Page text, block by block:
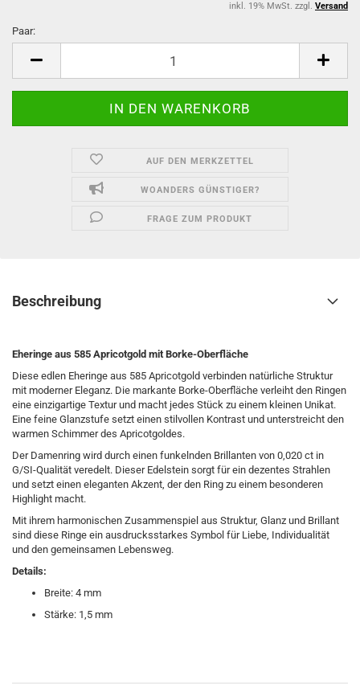
inkl. 19% MwSt. zzgl. Versand
Paar:
AUF DEN MERKZETTEL
WOANDERS GÜNSTIGER?
FRAGE ZUM PRODUKT
Beschreibung
Eheringe aus 585 Apricotgold mit Borke-Oberfläche
Diese edlen Eheringe aus 585 Apricotgold verbinden natürliche Struktur
mit moderner Eleganz. Die markante Borke-Oberfläche verleiht den Ringen
eine einzigartige Textur und macht jedes Stück zu einem kleinen Unikat.
Eine feine Glanzstufe setzt einen stilvollen Kontrast und unterstreicht den
warmen Schimmer des Apricotgoldes.
Der Damenring wird durch einen funkelnden Brillanten von 0,020 ct in
G/SI-Qualität veredelt. Dieser Edelstein sorgt für ein dezentes Strahlen
und setzt einen eleganten Akzent, der den Ring zu einem besonderen
Highlight macht.
Mit ihrem harmonischen Zusammenspiel aus Struktur, Glanz und Brillant
sind diese Ringe ein ausdrucksstarkes Symbol für Liebe, Individualität
und den gemeinsamen Lebensweg.
Details:
Breite: 4 mm
Stärke: 1,5 mm